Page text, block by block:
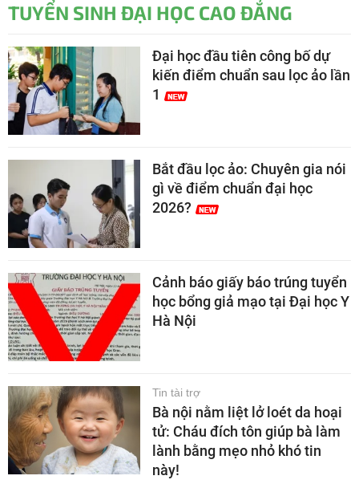
TUYỂN SINH ĐẠI HỌC CAO ĐẲNG
Đại học đầu tiên công bố dự
kiến điểm chuẩn sau lọc ảo lần
1
Bắt đầu lọc ảo: Chuyên gia nói
gì về điểm chuẩn đại học
2026?
Cảnh báo giấy báo trúng tuyển
học bổng giả mạo tại Đại học Y
Hà Nội
Tin tài trợ
Bà nội nằm liệt lở loét da hoại
tử: Cháu đích tôn giúp bà làm
lành bằng mẹo nhỏ khó tin
này!